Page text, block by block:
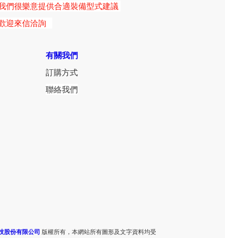
們很樂意提供合適裝備型式建議
迎來信洽詢
有關我們
訂購方式
聯絡我們
股份有限公司 版權所有，本網站所有圖形及文字資料均受